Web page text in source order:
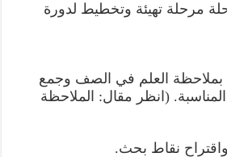
مرحلة تهيئة وتخطيط لدورة
بملاحظة العلم في الصف وجمع
المناسبة. (انظر مقال: الملاحظة